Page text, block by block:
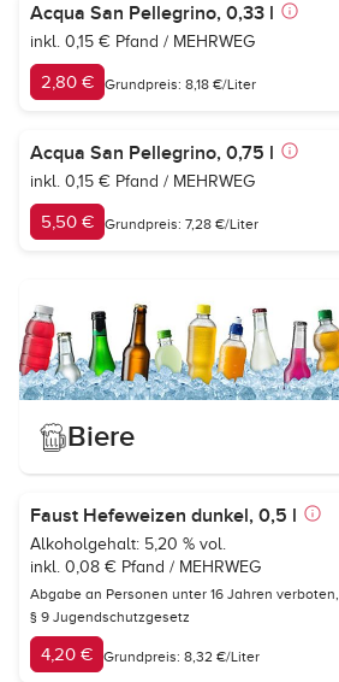
Acqua San Pellegrino, 0,33 l
inkl. 0,15 € Pfand / MEHRWEG
2,80 € Grundpreis: 8,18 €/Liter
Acqua San Pellegrino, 0,75 l
inkl. 0,15 € Pfand / MEHRWEG
5,50 € Grundpreis: 7,28 €/Liter
Biere
Faust Hefeweizen dunkel, 0,5 l
Alkoholgehalt: 5,20 % vol.
inkl. 0,08 € Pfand / MEHRWEG
Abgabe an Personen unter 16 Jahren verboten,
§ 9 Jugendschutzgesetz
4,20 € Grundpreis: 8,32 €/Liter